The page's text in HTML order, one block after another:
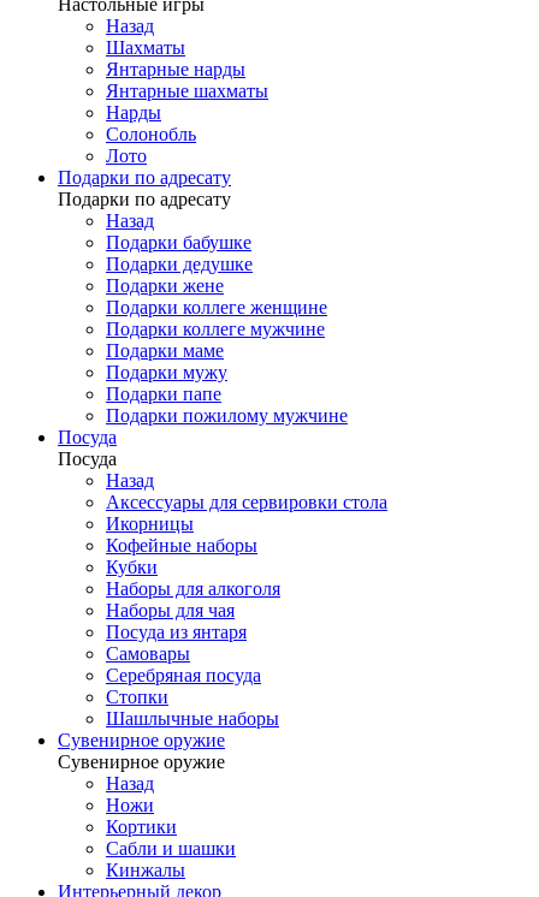
Настольные игры
Назад
Шахматы
Янтарные нарды
Янтарные шахматы
Нарды
Солонобль
Лото
Подарки по адресату
Подарки по адресату
Назад
Подарки бабушке
Подарки дедушке
Подарки жене
Подарки коллеге женщине
Подарки коллеге мужчине
Подарки маме
Подарки мужу
Подарки папе
Подарки пожилому мужчине
Посуда
Посуда
Назад
Аксессуары для сервировки стола
Икорницы
Кофейные наборы
Кубки
Наборы для алкоголя
Наборы для чая
Посуда из янтаря
Самовары
Серебряная посуда
Стопки
Шашлычные наборы
Сувенирное оружие
Сувенирное оружие
Назад
Ножи
Кортики
Сабли и шашки
Кинжалы
Интерьерный декор